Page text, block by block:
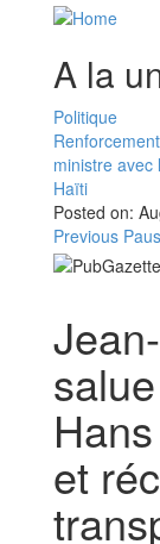
A la
Politique
ministre avec
Haïti
Posted on:
Previous
et